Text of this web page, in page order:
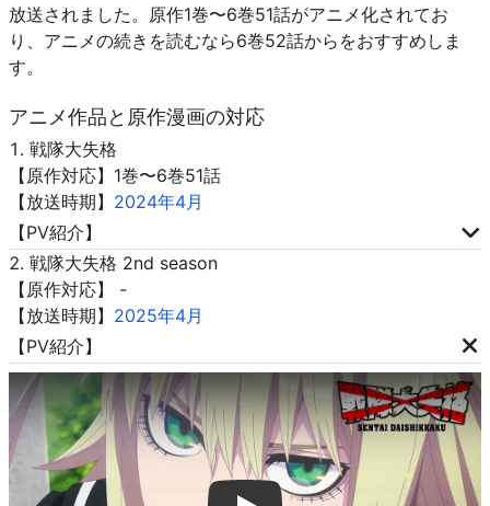
放送されました。原作1巻〜6巻51話がアニメ化されてお
り、アニメの続きを読むなら6巻52話からをおすすめしま
す。
アニメ作品と原作漫画の対応
戦隊大失格
【原作対応】1巻〜6巻51話
【放送時期】 2024年4月
【PV紹介】
戦隊大失格 2nd season
【原作対応】 -
【放送時期】 2025年4月
【PV紹介】